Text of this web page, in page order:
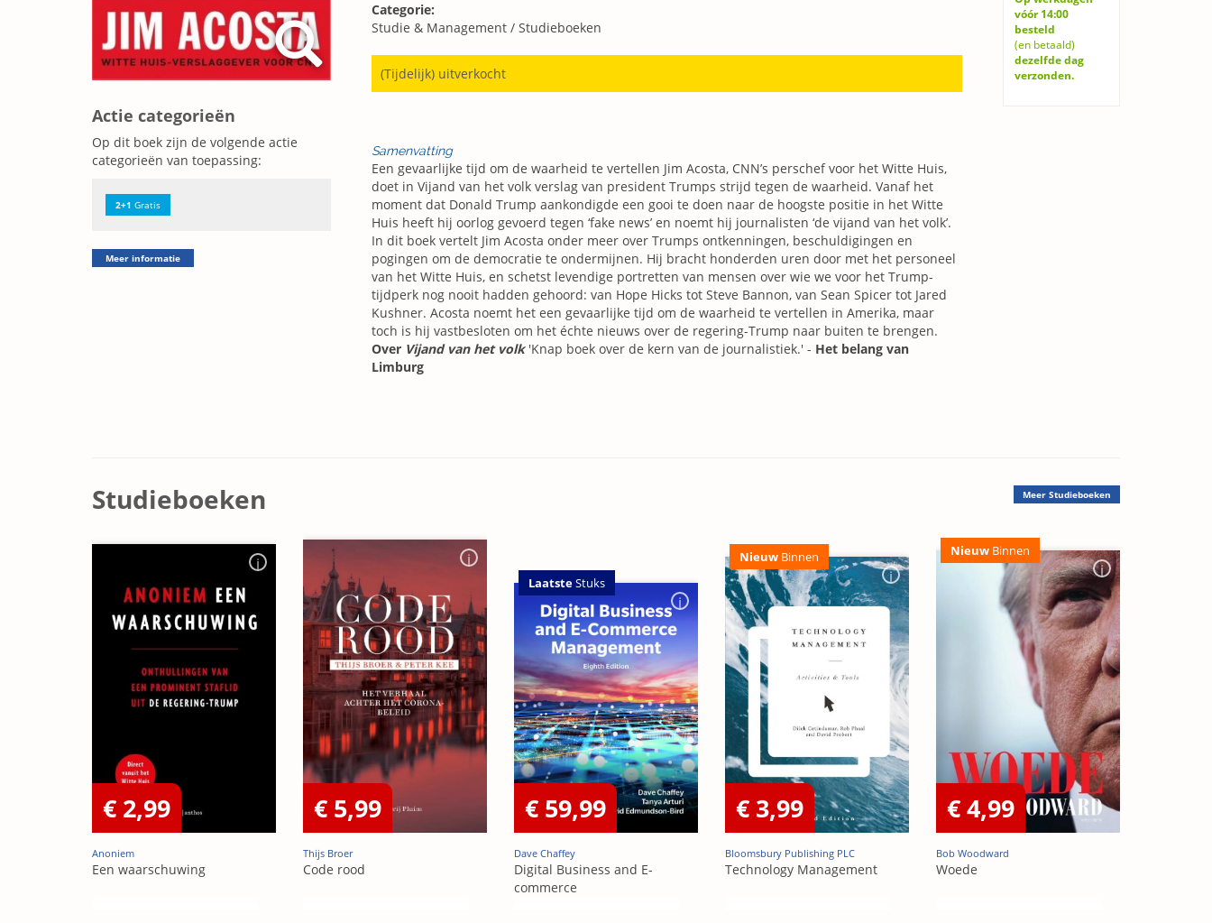
Actie categorieën
Op dit boek zijn de volgende actie
categorieën van toepassing:
2+1 Gratis
Meer informatie
vóór 14:00
besteld
(en betaald)
dezelfde dag
verzonden.
Categorie:
Studie & Management / Studieboeken
(Tijdelijk) uitverkocht
Samenvatting
Een gevaarlijke tijd om de waarheid te vertellen Jim Acosta, CNN’s perschef voor het Witte Huis,
doet in Vijand van het volk verslag van president Trumps strijd tegen de waarheid. Vanaf het
moment dat Donald Trump aankondigde een gooi te doen naar de hoogste positie in het Witte
Huis heeft hij oorlog gevoerd tegen ‘fake news’ en noemt hij journalisten ‘de vijand van het volk’.
In dit boek vertelt Jim Acosta onder meer over Trumps ontkenningen, beschuldigingen en
pogingen om de democratie te ondermijnen. Hij bracht honderden uren door met het personeel
van het Witte Huis, en schetst levendige portretten van mensen over wie we voor het Trump-
tijdperk nog nooit hadden gehoord: van Hope Hicks tot Steve Bannon, van Sean Spicer tot Jared
Kushner. Acosta noemt het een gevaarlijke tijd om de waarheid te vertellen in Amerika, maar
toch is hij vastbesloten om het échte nieuws over de regering-Trump naar buiten te brengen.
Over Vijand van het volk'Knap boek over de kern van de journalistiek.' - Het belang van
Limburg
Studieboeken Meer Studieboeken
€ 2,99
Anoniem
Een waarschuwing
€ 5,99
Thijs Broer
Code rood
LaatsteStuks
€ 59,99
Dave Chaffey
Digital Business and E-
commerce
Nieuw Binnen
€ 3,99
Bloomsbury Publishing PLC
Technology Management
Nieuw Binnen
€ 4,99
Bob Woodward
Woede